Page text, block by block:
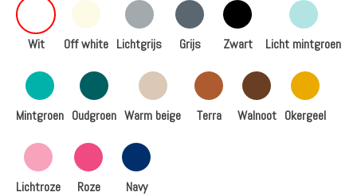
Wit Off white Lichtgrijs Grijs Zwart Licht mintgroen
Mintgroen Oudgroen Warm beige Terra Walnoot Okergeel
Lichtroze Roze Navy